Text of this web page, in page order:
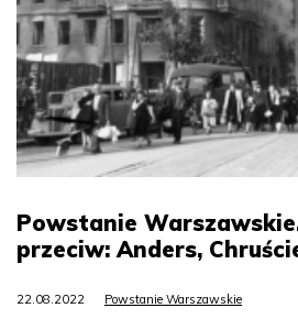
Powstanie
przeciw: Anders,
22.08.2022 Powstanie Warszawskie